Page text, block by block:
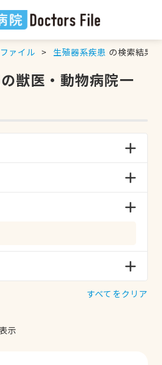
ァイル 生殖器系疾患 の検索結果
獣医・動物病院一
すべてをクリア
示